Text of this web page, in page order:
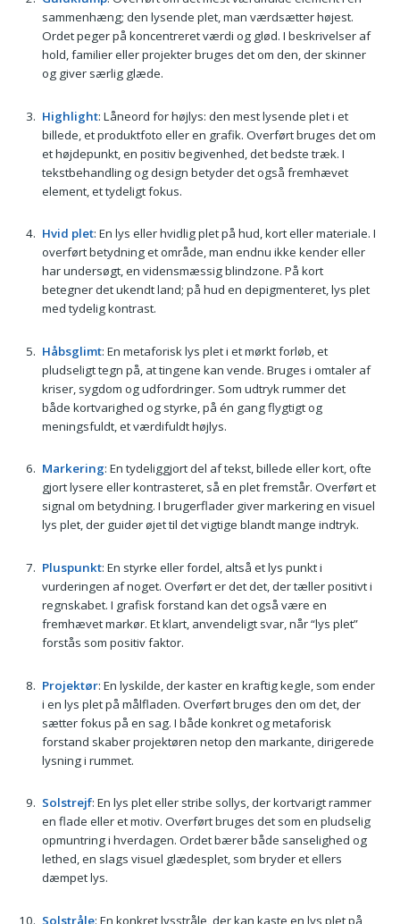
sammenhæng; den lysende plet, man værdsætter højest.
Ordet peger på koncentreret værdi og glød. I beskrivelser af
hold, familier eller projekter bruges det om den, der skinner
og giver særlig glæde.
Highlight: Låneord for højlys: den mest lysende plet i et
billede, et produktfoto eller en grafik. Overført bruges det om
et højdepunkt, en positiv begivenhed, det bedste træk. I
tekstbehandling og design betyder det også fremhævet
element, et tydeligt fokus.
Hvid plet: En lys eller hvidlig plet på hud, kort eller materiale. I
overført betydning et område, man endnu ikke kender eller
har undersøgt, en vidensmæssig blindzone. På kort
betegner det ukendt land; på hud en depigmenteret, lys plet
med tydelig kontrast.
Håbsglimt: En metaforisk lys plet i et mørkt forløb, et
pludseligt tegn på, at tingene kan vende. Bruges i omtaler af
kriser, sygdom og udfordringer. Som udtryk rummer det
både kortvarighed og styrke, på én gang flygtigt og
meningsfuldt, et værdifuldt højlys.
Markering: En tydeliggjort del af tekst, billede eller kort, ofte
gjort lysere eller kontrasteret, så en plet fremstår. Overført et
signal om betydning. I brugerflader giver markering en visuel
lys plet, der guider øjet til det vigtige blandt mange indtryk.
Pluspunkt: En styrke eller fordel, altså et lys punkt i
vurderingen af noget. Overført er det det, der tæller positivt i
regnskabet. I grafisk forstand kan det også være en
fremhævet markør. Et klart, anvendeligt svar, når “lys plet”
forstås som positiv faktor.
Projektør: En lyskilde, der kaster en kraftig kegle, som ender
i en lys plet på målfladen. Overført bruges den om det, der
sætter fokus på en sag. I både konkret og metaforisk
forstand skaber projektøren netop den markante, dirigerede
lysning i rummet.
Solstrejf: En lys plet eller stribe sollys, der kortvarigt rammer
en flade eller et motiv. Overført bruges det som en pludselig
opmuntring i hverdagen. Ordet bærer både sanselighed og
lethed, en slags visuel glædesplet, som bryder et ellers
dæmpet lys.
Solstråle: En konkret lysstråle, der kan kaste en lys plet på